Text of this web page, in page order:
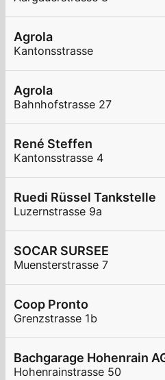
Agrola
Kantonsstrasse
Agrola
Bahnhofstrasse 27
René Steffen
Kantonsstrasse 4
Ruedi Rüssel Tankstelle
Luzernstrasse 9a
SOCAR SURSEE
Muensterstrasse 7
Coop Pronto
Grenzstrasse 1b
Bachgarage Hohenrain
Hohenrainstrasse 50